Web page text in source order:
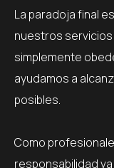
La paradoja final
nuestros
simplemente
ayudamos a
posibles.
Como
responsabilidad